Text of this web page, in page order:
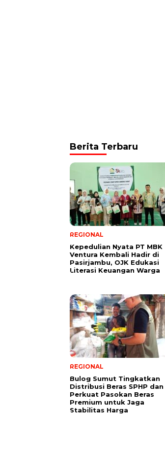
Berita Terbaru
REGIONAL
Kepedulian Nyata PT MBK
Ventura Kembali Hadir di
Pasirjambu, OJK Edukasi
Literasi Keuangan Warga
REGIONAL
Bulog Sumut Tingkatkan
Distribusi Beras SPHP dan
Perkuat Pasokan Beras
Premium untuk Jaga
Stabilitas Harga